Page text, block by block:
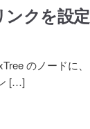
クを設定
のノードに、
[…]